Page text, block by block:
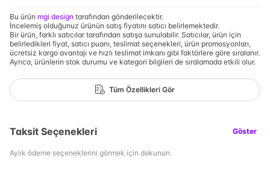
Bu ürün mgi design tarafından gönderilecektir.
İncelemiş olduğunuz ürünün satış fiyatını satıcı belirlemektedir.
Bir ürün, farklı satıcılar tarafından satışa sunulabilir. Satıcılar, ürün için
belirledikleri fiyat, satıcı puanı, teslimat seçenekleri, ürün promosyonları,
ücretsiz kargo avantajı ve hızlı teslimat imkanı gibi faktörlere göre sıralanır.
Ayrıca, ürünlerin stok durumu ve kategori bilgileri de sıralamada etkili olur.
Tüm Özellikleri Gör
Taksit Seçenekleri Göster
Aylık ödeme seçeneklerini görmek için dokunun.